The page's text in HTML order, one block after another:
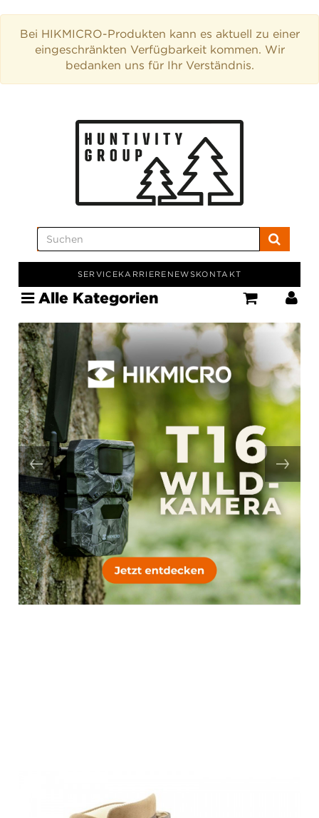
Bei HIKMICRO-Produkten kann es aktuell zu einer
eingeschränkten Verfügbarkeit kommen. Wir
bedanken uns für Ihr Verständnis.
SERVICEKARRIERE NEWSKONTAKT
Alle Kategorien